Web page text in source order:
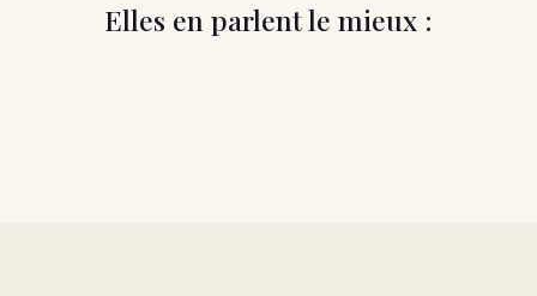
Elles en parlent le mieux :